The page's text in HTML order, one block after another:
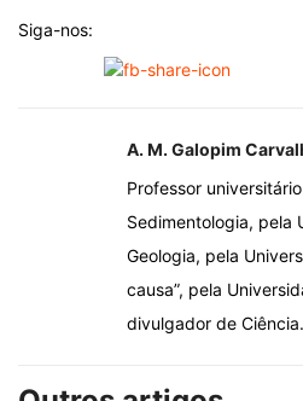
Siga-nos:
A. M. Galopim
Professor
Sedimentologia, pela
Geologia, pela
causa”, pela
divulgador de Ciência.